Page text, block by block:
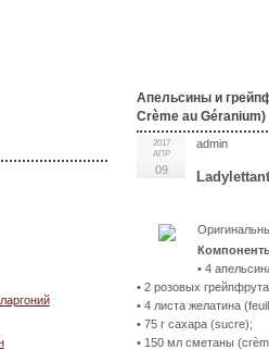
Апельсины и
Crème au Géranium)
2017
АПР
09
admin
• 4
• 2 розовых
• 4 листа желатина
• 75 г сахара (sucre);
• 150 мл сметаны